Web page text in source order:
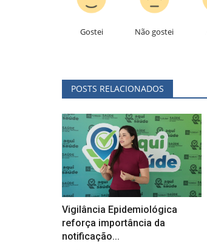
Gostei Não gostei
POSTS RELACIONADOS
Vigilância Epidemiológica
reforça importância da
notificação...